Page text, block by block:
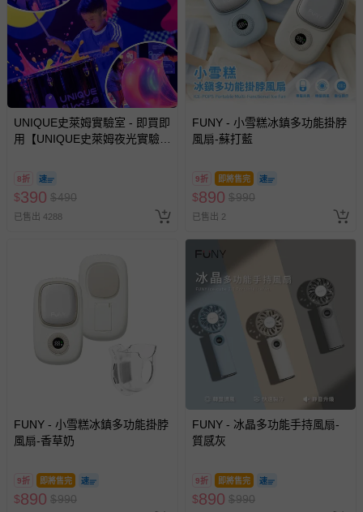
若您對於會員帳號、商品訂購與資訊、購物流程、付款方
式、折價券與購物金的使用、退貨及商品運送方式等有疑
問，你可詳見：媽咪愛客服中心
預購商品：預購為海外同步代購，遇缺貨即會通知媽咪並協
助取消退款事宜。
商品如因「價格、組合」等錯誤原因，導致無法安排出貨，
會主動以簡訊及mail通知訂單取消事宜，並將提供適當補
償。
UNIQUE史萊姆實驗室 - 即買即
用【UNIQUE史萊姆夜光實驗室
人小孩均一價(3歲以上需購票))
8折
$390 $490
已售出 4288
FUNY - 小雪糕冰鎮多功能掛脖
風扇-蘇打藍
9折 即將售完
$890 $990
已售出 2
FUNY - 小雪糕冰鎮多功能掛脖
風扇-香草奶
9折 即將售完
$890 $990
FUNY - 冰晶多功能手持風扇-
質感灰
9折 即將售完
$890 $990